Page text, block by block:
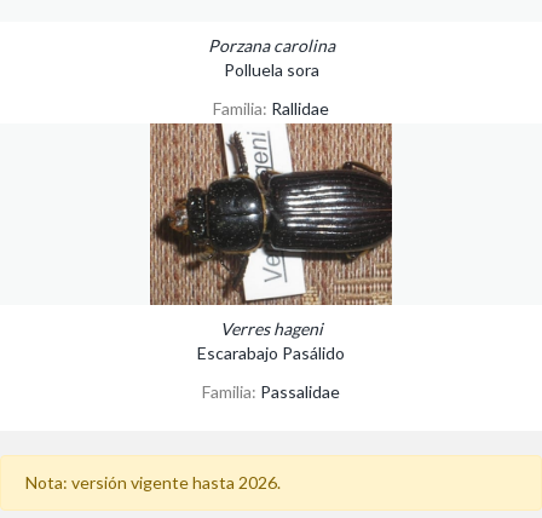
Porzana carolina
Polluela sora
Familia: Rallidae
Verres hageni
Escarabajo Pasálido
Familia: Passalidae
Nota: versión vigente hasta 2026.